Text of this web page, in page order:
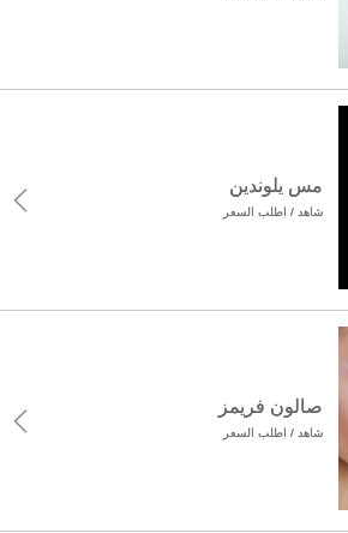
مس يلوندين
شاهد / اطلب السعر
صالون فريمز
شاهد / اطلب السعر